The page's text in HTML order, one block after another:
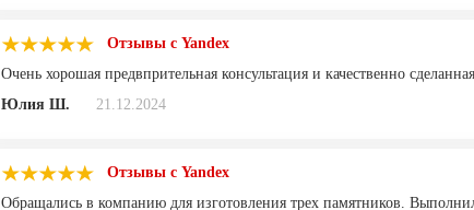
Отзывы с Yandex
Очень хорошая предвпрительная консультация и качественно
Юлия Ш.
21.12.2024
Отзывы с Yandex
Обращались в компанию для изготовления трех памятников.